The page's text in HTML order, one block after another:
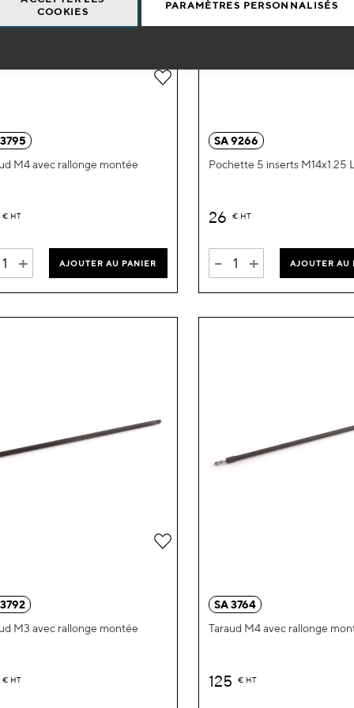
COOKIES
PARAMÈTRES PERSONNALISÉS
M4 avec rallonge montée
€ HT
+ AJOUTER AU PANIER
Ajouter
SA 9266
Pochette 5 inserts M14x1.25
26 € HT
- + AJOUTER AU
M3 avec rallonge montée
€ HT
Ajouter
SA 3764
Taraud M4 avec rallonge
125 € HT